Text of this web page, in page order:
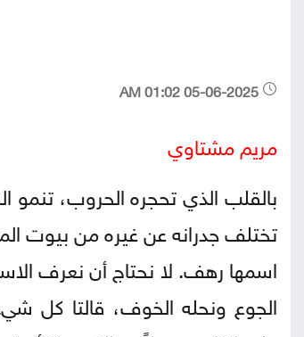
مريم مشتاوي
بالقلب الذي تحجره الحروب،
تختلف جدرانه عن غيره من بيوت
اسمها رهف. لا نحتاج أن نعرف
الجوع ونحله الخوف، قالتا كل